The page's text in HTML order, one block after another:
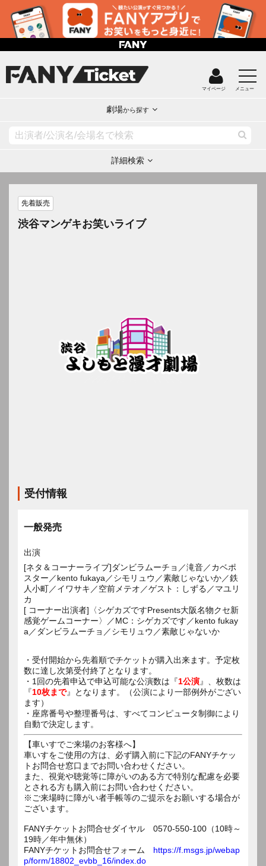
マイページ メニュー
劇場から探す
詳細検索
先着販売
渋谷マンゲキお笑いライブ
受付情報
一般発売
出演
[ネタ＆コーナーライブ]ダンビラムーチョ／滝音／カベポ
スター／kento fukaya／シモリュウ／素敵じゃないか／鉄
人小町／イワサキ／空前メテオ／ゲスト：しずる／マユリ
カ
[ コーナー出演者]〈シゲカズですPresents大阪名物クセ新
感覚ゲームコーナー〉／MC：シゲカズです／kento fukay
a／ダンビラムーチョ／シモリュウ／素敵じゃないか
・受付開始から先着順でチケットが購入出来ます。予定枚
数に達し次第受付終了となります。
・1回の先着申込で申込可能な公演数は『1公演』、枚数は
『10枚まで』となります。（公演により一部例外がござい
ます）
・座席番号や整理番号は、すべてコンピュータ制御により
自動で決定します。
【車いすでご来場のお客様へ】
車いすをご使用の方は、必ず購入前に下記のFANYチケッ
トお問合せ窓口までお問い合わせください。
また、視覚や聴覚等に障がいのある方で特別な配慮を必要
とされる方も購入前にお問い合わせください。
※ご来場時に障がい者手帳等のご提示をお願いする場合が
ございます。
FANYチケットお問合せダイヤル 0570-550-100（10時～
19時／年中無休）
FANYチケットお問合せフォーム https://f.msgs.jp/webap
p/form/18802_evbb_16/index.do